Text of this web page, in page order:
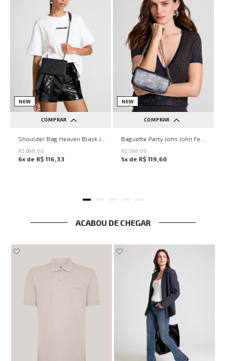
NEW
COMPRAR
UN
R$ 698 00
6x de R$ 116 33
NEW
COMPRAR
UN
R$ 598 00
5x de R$ 119 60
ACABOU DE CHEGAR